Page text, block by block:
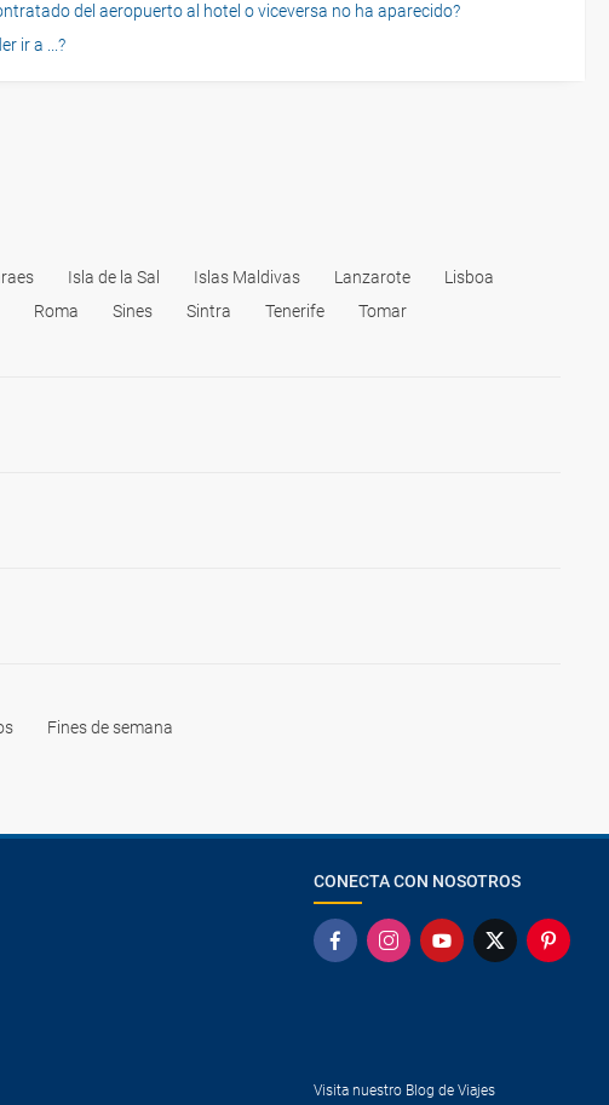
del aeropuerto al hotel o viceversa no ha aparecido?
ir a ...?
Isla de la Sal Islas Maldivas Lanzarote
Lisboa
Roma Sines Sintra Tenerife
Tomar
Fines de semana
CONECTA CON NOSOTROS
Visita nuestro Blog de Viajes